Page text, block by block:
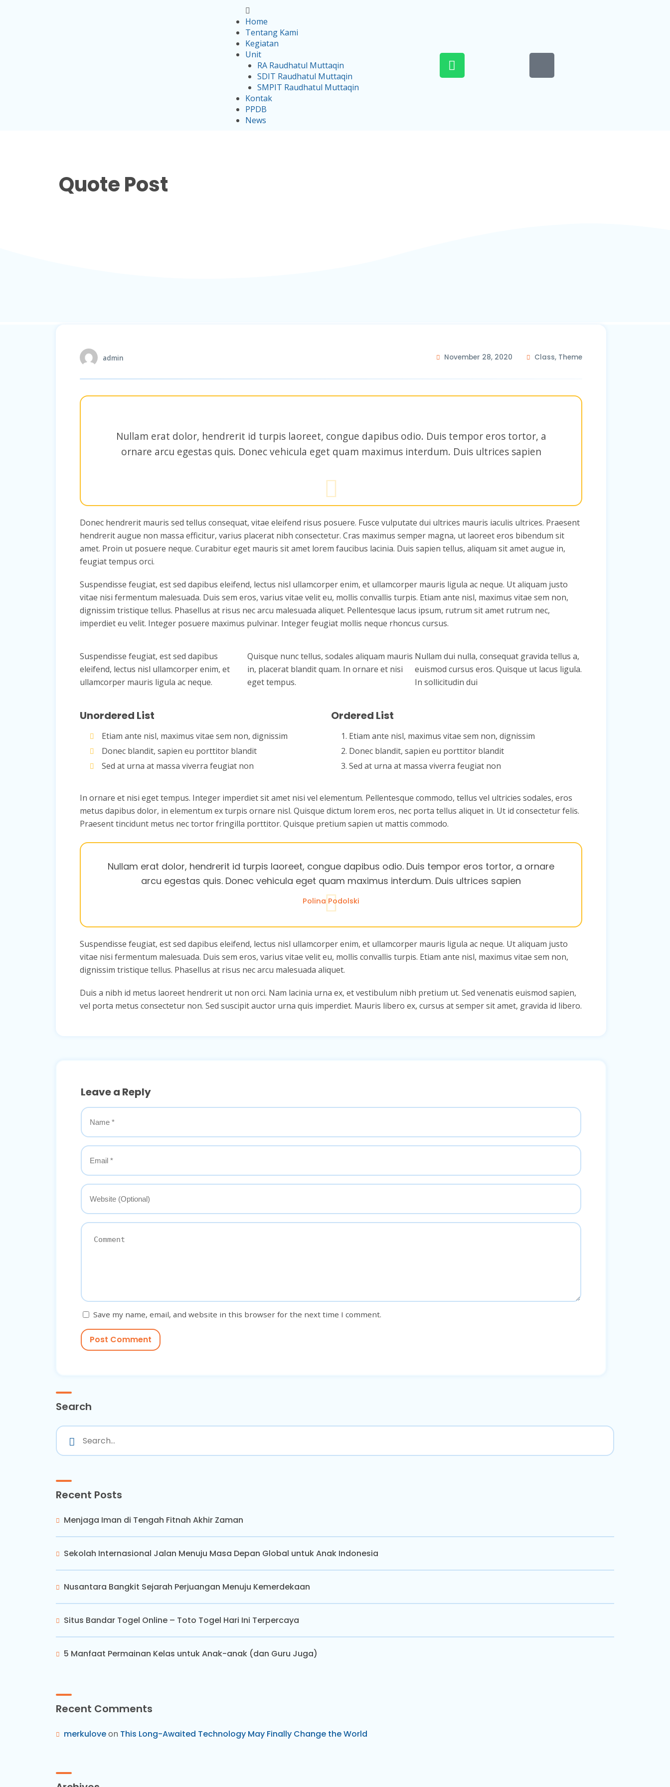
Home
Tentang Kami
Kegiatan
Unit
RA Raudhatul Muttaqin
SDIT Raudhatul Muttaqin
SMPIT Raudhatul Muttaqin
Kontak
PPDB
News
Quote Post
admin November 28, 2020 Class, Theme
Nullam erat dolor, hendrerit id turpis laoreet, congue dapibus odio. Duis tempor eros tortor, a
ornare arcu egestas quis. Donec vehicula eget quam maximus interdum. Duis ultrices sapien
Donec hendrerit mauris sed tellus consequat, vitae eleifend risus posuere. Fusce vulputate dui ultrices mauris iaculis ultrices. Praesent
hendrerit augue non massa efficitur, varius placerat nibh consectetur. Cras maximus semper magna, ut laoreet eros bibendum sit
amet. Proin ut posuere neque. Curabitur eget mauris sit amet lorem faucibus lacinia. Duis sapien tellus, aliquam sit amet augue in,
feugiat tempus orci.
Suspendisse feugiat, est sed dapibus eleifend, lectus nisl ullamcorper enim, et ullamcorper mauris ligula ac neque. Ut aliquam justo
vitae nisi fermentum malesuada. Duis sem eros, varius vitae velit eu, mollis convallis turpis. Etiam ante nisl, maximus vitae sem non,
dignissim tristique tellus. Phasellus at risus nec arcu malesuada aliquet. Pellentesque lacus ipsum, rutrum sit amet rutrum nec,
imperdiet eu velit. Integer posuere maximus pulvinar. Integer feugiat mollis neque rhoncus cursus.
Suspendisse feugiat, est sed dapibus
eleifend, lectus nisl ullamcorper enim, et
ullamcorper mauris ligula ac neque.
Quisque nunc tellus, sodales aliquam mauris
in, placerat blandit quam. In ornare et nisi
eget tempus.
Nullam dui nulla, consequat gravida tellus a,
euismod cursus eros. Quisque ut lacus ligula.
In sollicitudin dui
Unordered List
Etiam ante nisl, maximus vitae sem non, dignissim
Donec blandit, sapien eu porttitor blandit
Sed at urna at massa viverra feugiat non
Ordered List
1. Etiam ante nisl, maximus vitae sem non, dignissim
2. Donec blandit, sapien eu porttitor blandit
3. Sed at urna at massa viverra feugiat non
In ornare et nisi eget tempus. Integer imperdiet sit amet nisi vel elementum. Pellentesque commodo, tellus vel ultricies sodales, eros
metus dapibus dolor, in elementum ex turpis ornare nisl. Quisque dictum lorem eros, nec porta tellus aliquet in. Ut id consectetur felis.
Praesent tincidunt metus nec tortor fringilla porttitor. Quisque pretium sapien ut mattis commodo.
Nullam erat dolor, hendrerit id turpis laoreet, congue dapibus odio. Duis tempor eros tortor, a ornare
arcu egestas quis. Donec vehicula eget quam maximus interdum. Duis ultrices sapien
Polina Podolski
Suspendisse feugiat, est sed dapibus eleifend, lectus nisl ullamcorper enim, et ullamcorper mauris ligula ac neque. Ut aliquam justo
vitae nisi fermentum malesuada. Duis sem eros, varius vitae velit eu, mollis convallis turpis. Etiam ante nisl, maximus vitae sem non,
dignissim tristique tellus. Phasellus at risus nec arcu malesuada aliquet.
Duis a nibh id metus laoreet hendrerit ut non orci. Nam lacinia urna ex, et vestibulum nibh pretium ut. Sed venenatis euismod sapien,
vel porta metus consectetur non. Sed suscipit auctor urna quis imperdiet. Mauris libero ex, cursus at semper sit amet, gravida id libero.
Leave a Reply
Save my name, email, and website in this browser for the next time I comment.
Post Comment
Search
Recent Posts
Menjaga Iman di Tengah Fitnah Akhir Zaman
Sekolah Internasional Jalan Menuju Masa Depan Global untuk Anak Indonesia
Nusantara Bangkit Sejarah Perjuangan Menuju Kemerdekaan
Situs Bandar Togel Online – Toto Togel Hari Ini Terpercaya
5 Manfaat Permainan Kelas untuk Anak-anak (dan Guru Juga)
Recent Comments
merkuloveon This Long-Awaited Technology May Finally Change the World